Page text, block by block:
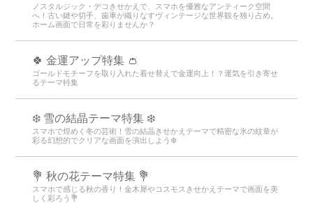
ノスタルジック・デコきせかえで、スマホを優雅なアンティーク空間
へ！古い鍵や切手、歯車が織りなすヴィンテージな世界観を独り占め。
ホーム画面で日常を彩りませんか？
🍀 金運アップ特集 👛
ゴールドモチーフを取り入れた着せ替えで金運向上！？運気を引き寄せ
るテーマ特集
❄️ 雪の結晶テーマ特集 ❄️
スマホで煌めく冬の芸術！雪の結晶きせかえテーマで精密な氷の紋章が
彩る幻想的でクリアな画面を演出しよう❄️
💐 秋の花テーマ特集 💐
スマホで感じる秋の香り！金木犀やコスモスきせかえテーマで画面を美
しく彩ろう💐